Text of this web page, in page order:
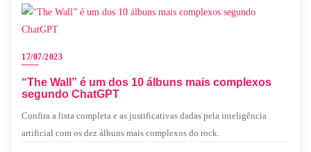
17/07/2023
“The Wall” é um dos 10 álbuns mais complexos
segundo ChatGPT
Confira a lista completa e as justificativas dadas pela inteligência
artificial com os dez álbuns mais complexos do rock.